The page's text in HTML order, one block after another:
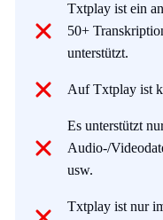
Txtplay ist ein
50+
unterstützt.
Auf Txtplay ist
Es unterstützt
Audio-/
usw.
Txtplay ist nur